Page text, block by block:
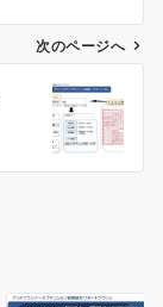
次のページへ